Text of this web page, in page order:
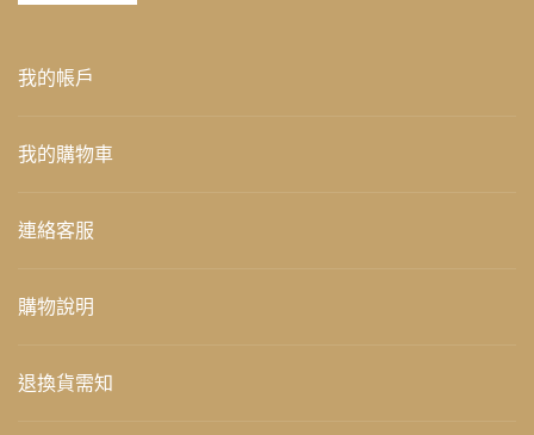
我的帳戶
我的購物車
連絡客服
購物說明
退換貨需知